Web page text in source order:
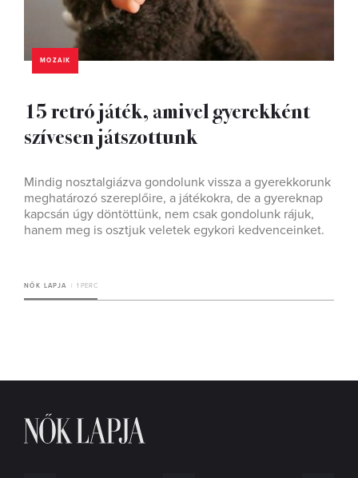
MOZAIK
15 retró játék, amivel gyerekként
szívesen játszottunk
Mindig nosztalgiázva gondolunk vissza a gyerekkorunk
meghatározó szereplőire, a játékokra, de a gyereknap
kapcsán úgy döntöttünk, nem csak gondolunk rájuk,
hanem meg is osztjuk veletek egykori kedvenceinket.
NŐK LAPJA 1 PERC